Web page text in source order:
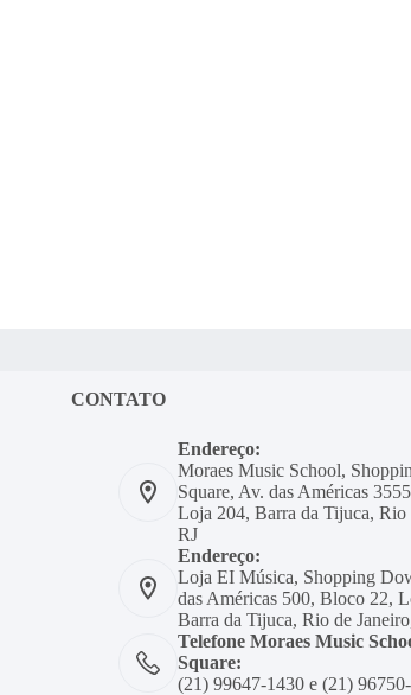
CONTATO
Endereço:
Moraes Music School,
Square, Av. das Américas
Loja 204, Barra da Tijuca, Rio
RJ
Endereço:
Loja EI Música, Shopping
das Américas 500, Bloco 22,
Barra da Tijuca, Rio de
Telefone Moraes Music
Square:
(21) 99647-1430 e (21)